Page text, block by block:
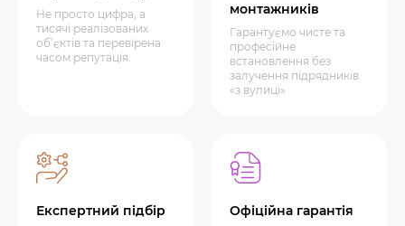
Не просто цифра, а
тисячі реалізованих
об’єктів та перевірена
часом репутація.
монтажників
Гарантуємо чисте та
професійне
встановлення без
залучення підрядників
«з вулиці»
Експертний підбір Офіційна гарантія